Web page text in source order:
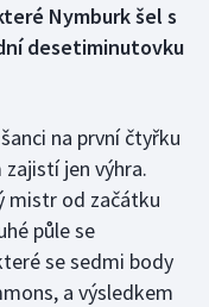
Nymburk šel s
desetiminutovku
na první čtyřku
jen výhra.
mistr od začátku
půle se
se sedmi body
a výsledkem